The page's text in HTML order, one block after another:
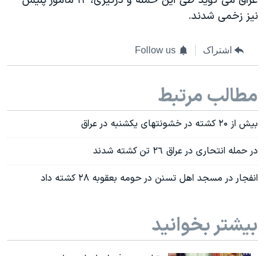
نیز زخمی شدند.
اشتراک Follow us
مطالب مرتبط
بیش از ۲۰ کشته در خشونتهای یکشنبه در عراق
در حمله انتحاری در عراق ٢٦ تن کشته شدند
انفجار در مسجد اهل تسنن در حومه بعقوبه ۲۸ کشته داد
بیشتر بخوانید